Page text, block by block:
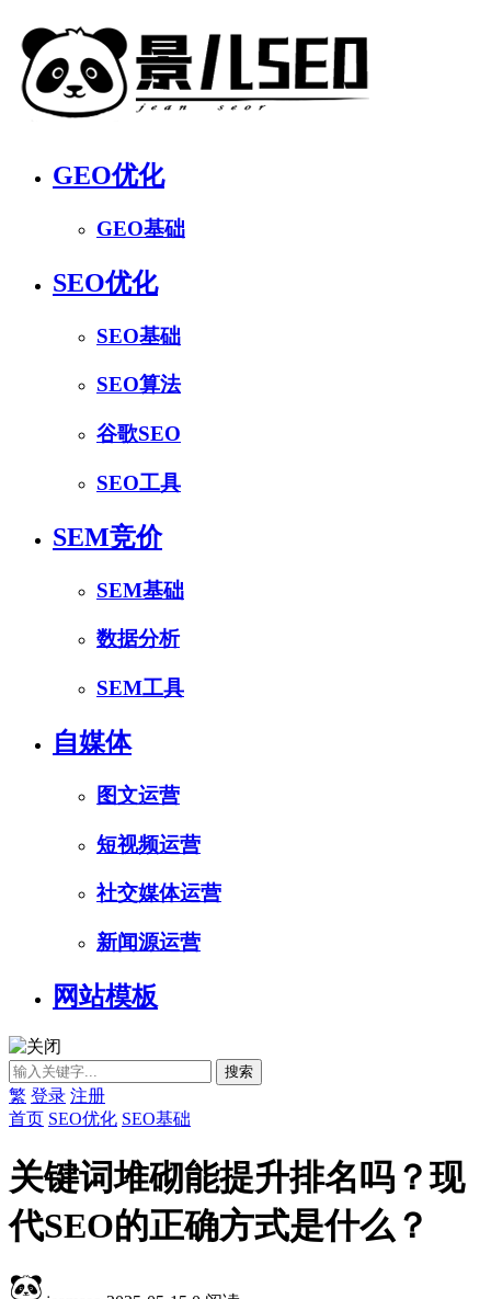
GEO优化
GEO基础
SEO优化
SEO基础
SEO算法
谷歌SEO
SEO工具
SEM竞价
SEM基础
数据分析
SEM工具
自媒体
图文运营
短视频运营
社交媒体运营
新闻源运营
网站模板
繁 登录 注册
首页 SEO优化 SEO基础
关键词堆砌能提升排名吗？现
代SEO的正确方式是什么？